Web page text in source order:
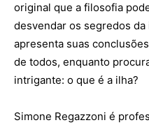
original que a filosofia
desvendar os segredos da
apresenta suas
de todos, enquanto
intrigante: o que é a ilha?
Simone Regazzoni é